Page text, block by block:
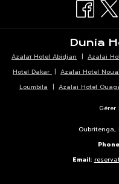
Dunia
Azalaï Hotel Abidjan | Azalai
Hotel Dakar | Azalai Hotel
Loumbila | Azalai Hotel
Oubritenga,
Email: